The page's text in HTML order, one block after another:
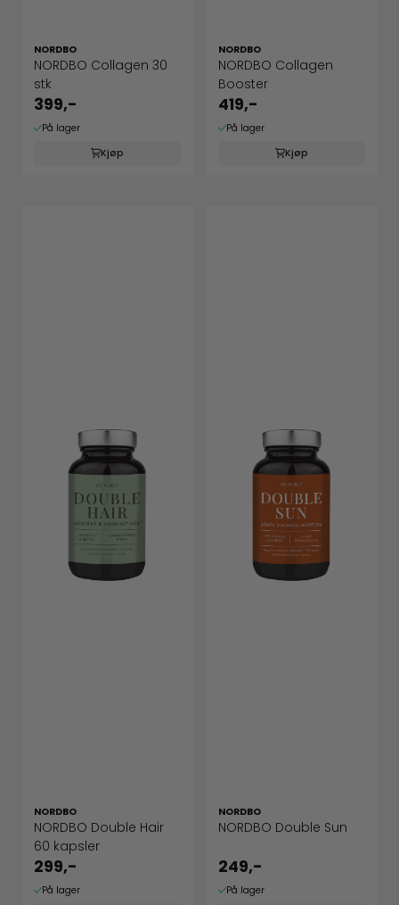
NORDBO
NORDBO Collagen 30
stk
399,-
På lager
Kjøp
NORDBO
NORDBO Collagen
Booster
419,-
På lager
Kjøp
NORDBO
NORDBO Double Hair
60 kapsler
299,-
På lager
NORDBO
NORDBO Double Sun
249,-
På lager